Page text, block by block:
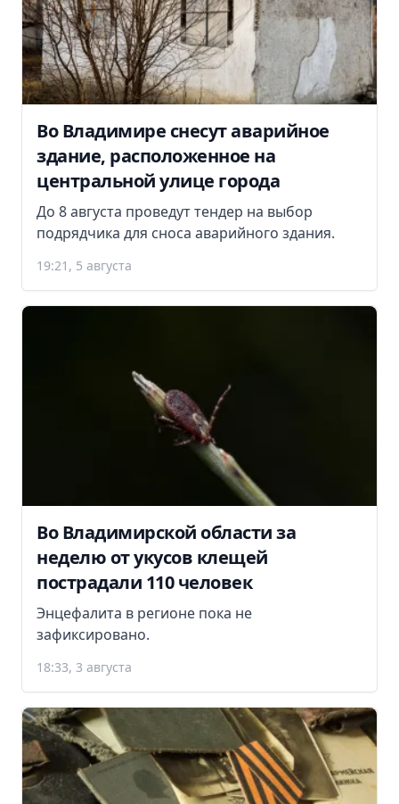
Во Владимире снесут аварийное
здание, расположенное на
центральной улице города
До 8 августа проведут тендер на выбор
подрядчика для сноса аварийного здания.
19:21, 5 августа
Во Владимирской области за
неделю от укусов клещей
пострадали 110 человек
Энцефалита в регионе пока не
зафиксировано.
18:33, 3 августа